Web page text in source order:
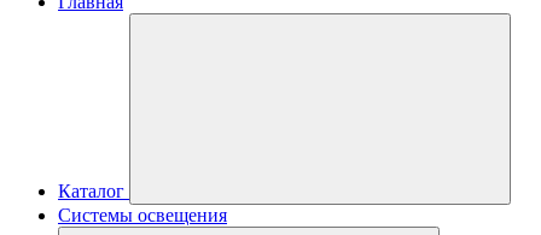
Каталог
Системы освещения